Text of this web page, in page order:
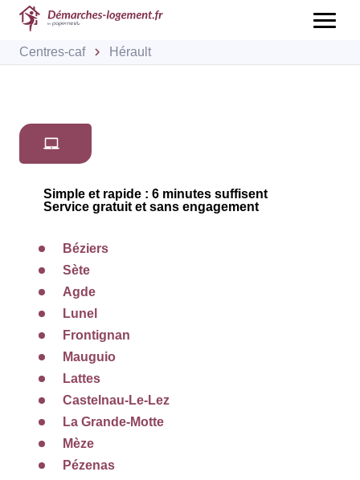
Centres-caf Hérault
Simple et rapide : 6 minutes suffisent
Service gratuit et sans engagement
Béziers
Sète
Agde
Lunel
Frontignan
Mauguio
Lattes
Castelnau-Le-Lez
La Grande-Motte
Mèze
Pézenas